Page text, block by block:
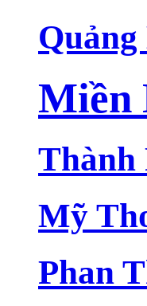
Miền
Thành
Mỹ
Phan